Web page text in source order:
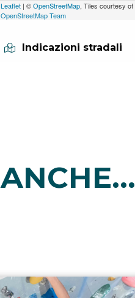
Leaflet | ©OpenStreetMap, Tiles courtesy of
OpenStreetMap Team
Indicazioni stradali